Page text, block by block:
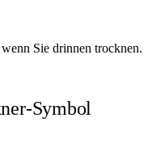
Sie drinnen trocknen.
Symbol